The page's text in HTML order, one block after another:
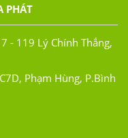
PHÁT
- 119 Lý Chính Thắng,
Phạm Hùng, P.Bình